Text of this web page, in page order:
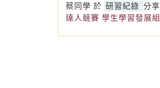
蔡同學 於 研習紀錄 分
達人競賽 學生學習發展組